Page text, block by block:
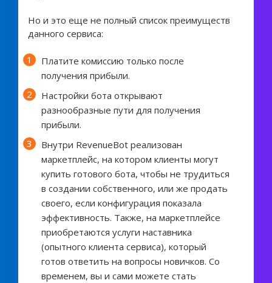
Но и это еще не полный список преимуществ
данного сервиса:
Платите комиссию только после
получения прибыли.
Настройки бота открывают
разнообразные пути для получения
прибыли.
Внутри RevenueBot реализован
маркетплейс, на котором клиенты могут
купить готового бота, чтобы не трудиться
в создании собственного, или же продать
своего, если конфигурация показала
эффективность. Также, на маркетплейсе
приобретаются услуги наставника
(опытного клиента сервиса), который
готов ответить на вопросы новичков. Со
временем, вы и сами можете стать